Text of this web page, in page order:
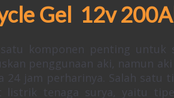
Gel 12v
komponen penting untuk
penggunaan aki, namun
jam perharinya. Salah satu
tenaga surya, yaitu tipe